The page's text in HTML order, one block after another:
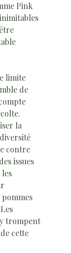
Pink
limite
de
la
contre
issues
trompent
cette